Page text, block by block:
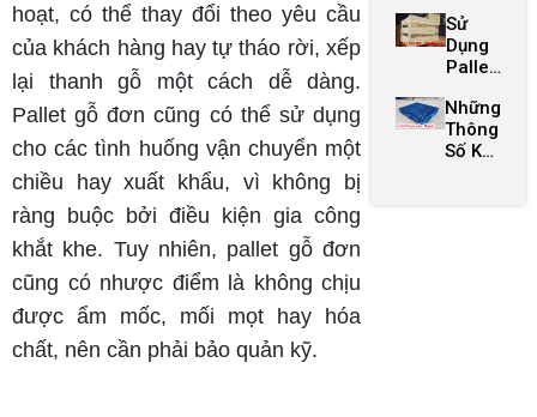
hoạt, có thể thay đổi theo yêu cầu
của khách hàng hay tự tháo rời, xếp
lại thanh gỗ một cách dễ dàng.
Pallet gỗ đơn cũng có thể sử dụng
cho các tình huống vận chuyển một
chiều hay xuất khẩu, vì không bị
ràng buộc bởi điều kiện gia công
khắt khe. Tuy nhiên, pallet gỗ đơn
cũng có nhược điểm là không chịu
được ẩm mốc, mối mọt hay hóa
chất, nên cần phải bảo quản kỹ.
Đại
Sản
Xuất
Tạo
Của
Pallet
Cầu
Tại
Pallet
Sử
Dụng
Pallet
Thành
Để
Tăng
Những
Thông
Số Kỹ